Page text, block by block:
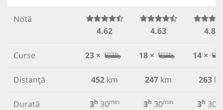
Notă
4.62
4.63 4.85
Curse 23 × 18 × 14 ×
Distanță 452 km 247 km 263
Durată 3h 30min 3h 30min 3h 30